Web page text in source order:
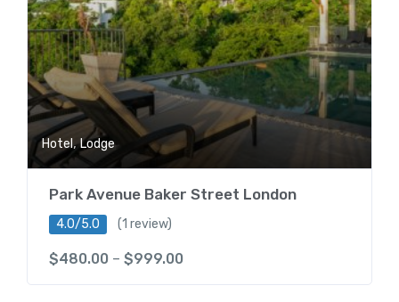
Hotel,Lodge
Park Avenue Baker Street London
4.0/5.0 (1 review)
$480.00 – $999.00